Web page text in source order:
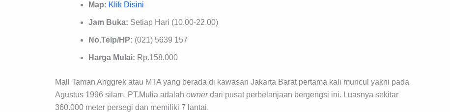
Map: Klik Disini
Jam Buka: Setiap Hari (10.00-22.00)
No.Telp/HP: (021) 5639 157
Harga Mulai: Rp.158.000
Mall Taman Anggrek atau MTA yang berada di kawasan Jakarta Barat pertama kali muncul yakni pada
Agustus 1996 silam. PT.Mulia adalah ownerdari pusat perbelanjaan bergengsi ini. Luasnya sekitar
360.000 meter persegi dan memiliki 7 lantai.